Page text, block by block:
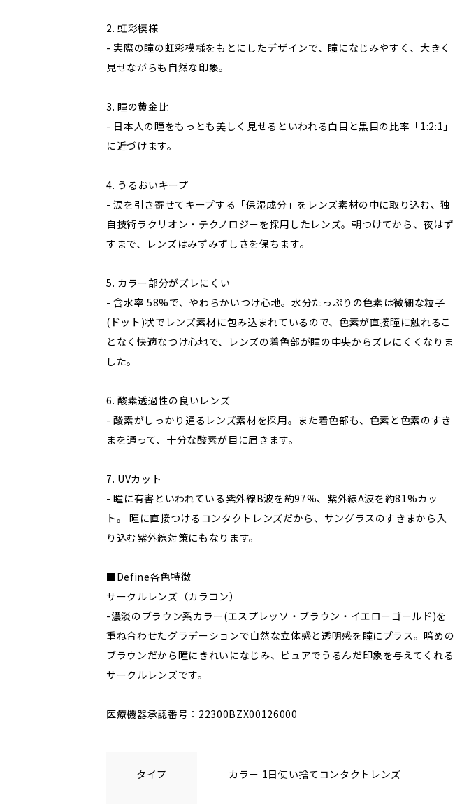
2. 虹彩模様
- 実際の瞳の虹彩模様をもとにしたデザインで、瞳になじみやすく、大きく
見せながらも自然な印象。
3. 瞳の黄金比
- 日本人の瞳をもっとも美しく見せるといわれる白目と黒目の比率「1:2:1」
に近づけます。
4. うるおいキープ
- 涙を引き寄せてキープする「保湿成分」をレンズ素材の中に取り込む、独
自技術ラクリオン・テクノロジーを採用したレンズ。朝つけてから、夜はず
すまで、レンズはみずみずしさを保ちます。
5. カラー部分がズレにくい
- 含水率 58%で、やわらかいつけ心地。水分たっぷりの色素は微細な粒子
(ドット)状でレンズ素材に包み込まれているので、色素が直接瞳に触れるこ
となく快適なつけ心地で、レンズの着色部が瞳の中央からズレにくくなりま
した。
6. 酸素透過性の良いレンズ
- 酸素がしっかり通るレンズ素材を採用。また着色部も、色素と色素のすき
まを通って、十分な酸素が目に届きます。
7. UVカット
- 瞳に有害といわれている紫外線B波を約97%、紫外線A波を約81%カッ
ト。 瞳に直接つけるコンタクトレンズだから、サングラスのすきまから入
り込む紫外線対策にもなります。
■Define各色特徴
サークルレンズ（カラコン）
-濃淡のブラウン系カラー(エスプレッソ・ブラウン・イエローゴールド)を
重ね合わせたグラデーションで自然な立体感と透明感を瞳にプラス。暗めの
ブラウンだから瞳にきれいになじみ、ピュアでうるんだ印象を与えてくれる
サークルレンズです。
医療機器承認番号：22300BZX00126000
タイプ カラー 1日使い捨てコンタクトレンズ